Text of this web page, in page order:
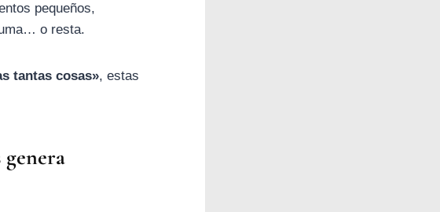
pequeños,
o resta.
tantas cosas», estas
genera